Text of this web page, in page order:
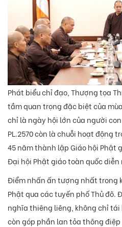
Phát biểu chỉ đạo, Thượng tọa
tầm quan trọng đặc biệt của
chỉ là ngày hội lớn của người
PL.2570 còn là chuỗi hoạt động
45 năm thành lập Giáo hội Phật
Đại hội Phật giáo toàn quốc diễn
Điểm nhấn ấn tượng nhất trong
Phật qua các tuyến phố Thủ đô.
nghĩa thiêng liêng, không chỉ
còn góp phần lan tỏa thông